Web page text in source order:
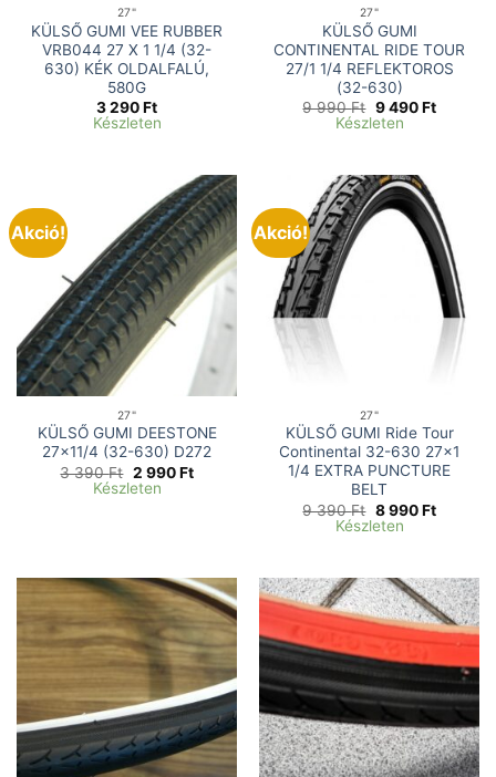
27"
KÜLSŐ GUMI VEE RUBBER
VRB044 27 X 1 1/4 (32-
630) KÉK OLDALFALÚ,
580G
3 290Ft
Készleten
27"
KÜLSŐ GUMI
CONTINENTAL RIDE TOUR
27/1 1/4 REFLEKTOROS
(32-630)
9 990Ft Original
price
9 490FtCurrent
Készleten
Akció!
27"
KÜLSŐ GUMI DEESTONE
27×11/4 (32-630) D272
3 390Ft Original
price
was:
2 990FtCurrent
Készleten
Akció!
27"
KÜLSŐ GUMI Ride Tour
Continental 32-630 27×1
1/4 EXTRA PUNCTURE
BELT
9 390Ft Original
price
was:
8 990FtCurrent
Készleten